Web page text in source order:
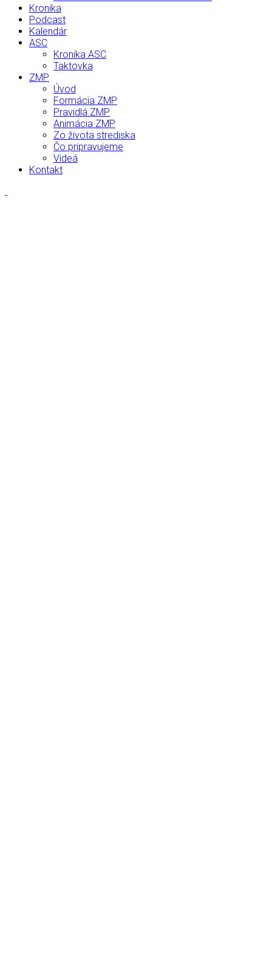
Kronika
Podcast
Kalendár
ASC
Kronika ASC
Taktovka
ZMP
Úvod
Formácia ZMP
Pravidlá ZMP
Animácia ZMP
Zo života strediska
Čo pripravujeme
Videá
Kontakt